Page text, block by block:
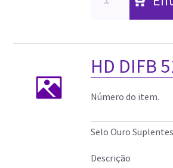
HD DIFB
Número do item.
Selo Ouro Suplentes
Descrição